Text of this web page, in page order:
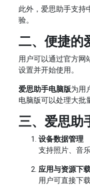
此外，爱思助手支持
验。
二、便捷的
用户可以通过官方网
设置并开始使用。
爱思助手电脑版为用
电脑版可以处理大批
三、爱思助
设备数据管理
支持照片、音
应用与资源下
用户可直接下